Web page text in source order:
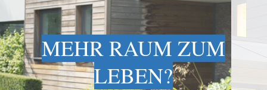
MEHR RAUM ZUM
LEBEN?